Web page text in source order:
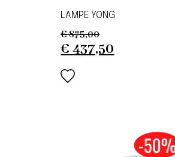
LAMPE YONG
€875,00
Original
was:
€ 437,50